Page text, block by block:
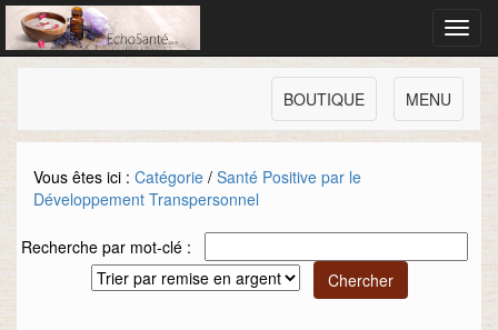
MENU
BOUTIQUE
Vous êtes ici : Catégorie / Santé Positive par le
Développement Transpersonnel
Recherche par mot-clé :